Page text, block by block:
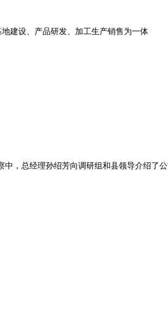
建设、产品研发、加工生产销售为一体
，总经理孙绍芳向调研组和县领导介绍了公